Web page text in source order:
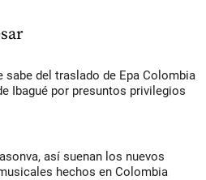
sabe del traslado de Epa Colombia
Ibagué por presuntos privilegios
así suenan los nuevos
hechos en Colombia